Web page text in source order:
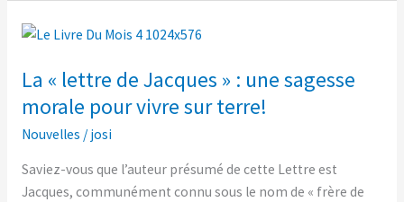
La « lettre de Jacques » : une sagesse
morale pour vivre sur terre!
Nouvelles / josi
Saviez-vous que l’auteur présumé de cette Lettre est
Jacques, communément connu sous le nom de « frère de
La
de
Jacques » :
sagesse
morale
pour